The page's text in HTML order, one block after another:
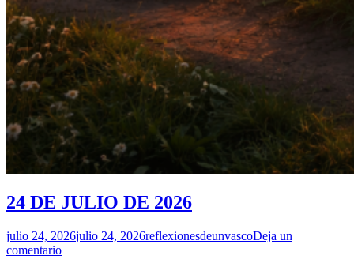
24 DE JULIO DE 2026
julio 24, 2026julio 24, 2026reflexionesdeunvascoDeja un
comentario